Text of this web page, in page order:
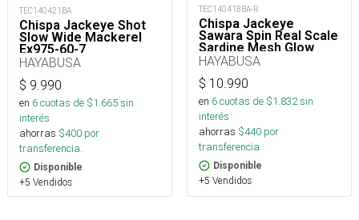
TEC140421BA
Chispa Jackeye Shot
Slow Wide Mackerel
Ex975-60-7_
HAYABUSA
$ 9.990
en 6cuotas de $1.665sin
interés
ahorras $400 por
transferencia.
Disponible
+5 Vendidos
TEC140418BA-R
Chispa Jackeye
Sawara Spin Real Scale
Sardine Mesh Glow
Fs437/445-60-1_
HAYABUSA
$ 10.990
en 6cuotas de $1.832sin
interés
ahorras $440 por
transferencia.
Disponible
+5 Vendidos